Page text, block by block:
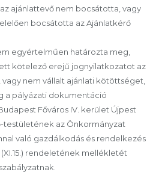
ajánlattevő nem bocsátotta, vagy
bocsátotta az Ajánlatkérő
egyértelműen határozta meg,
kötelező erejű jognyilatkozatot az
vagy nem vállalt ajánlati kötöttséget,
a pályázati dokumentáció
Főváros IV. kerület Újpest
testületének az Önkormányzat
való gazdálkodás és rendelkezés
rendeletének mellékletét